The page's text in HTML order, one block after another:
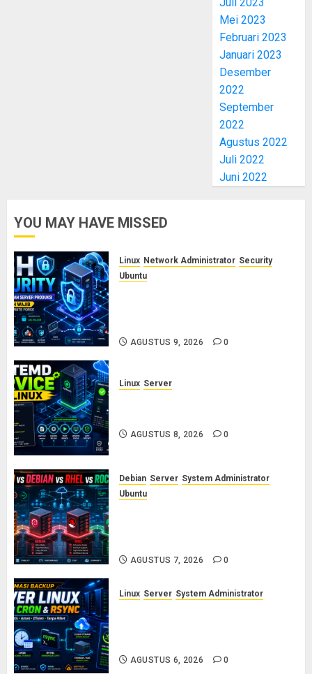
Mei 2023
Februari 2023
Januari 2023
Desember
2022
September
2022
Agustus 2022
Juli 2022
Juni 2022
YOU MAY HAVE MISSED
Linux Network Administrator Security
Ubuntu
AGUSTUS 9, 2026 0
Linux Server
AGUSTUS 8, 2026 0
Debian Server System Administrator
Ubuntu
AGUSTUS 7, 2026 0
Linux Server System Administrator
AGUSTUS 6, 2026 0